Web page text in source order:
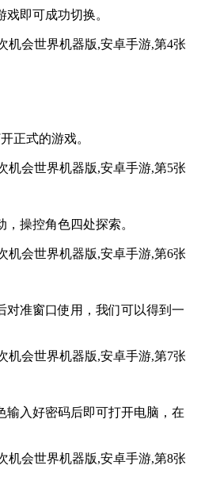
即可成功切换。
正式的游戏。
操控角色四处探索。
对准窗口使用，我们可以得到一
输入好密码后即可打开电脑，在